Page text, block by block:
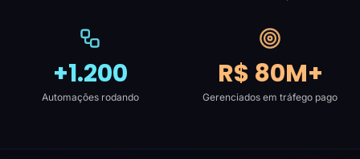
+1.200
Automações rodando
R$ 80M+
Gerenciados em tráfego pago